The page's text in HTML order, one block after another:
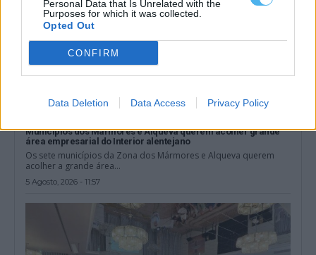
Personal Data that Is Unrelated with the
Purposes for which it was collected.
Opted Out
CONFIRM
Data Deletion Data Access Privacy Policy
Municípios dos Mármores e Alqueva querem acolher grande
área empresarial do Interior alentejano
Os sete municípios da Zona dos Mármores e Alqueva querem
acolher a grande área...
5 Agosto, 2026 - 11:57